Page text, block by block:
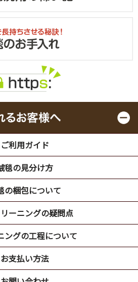
ご利用ガイド
毯の見分け方
の梱包について
ーニングの疑問点
ングの工程について
お支払い方法